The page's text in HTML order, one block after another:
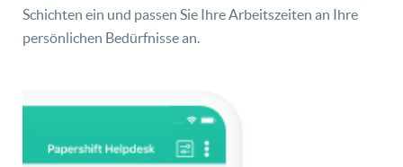
Schichten ein und passen Sie Ihre Arbeitszeiten an Ihre
persönlichen Bedürfnisse an.